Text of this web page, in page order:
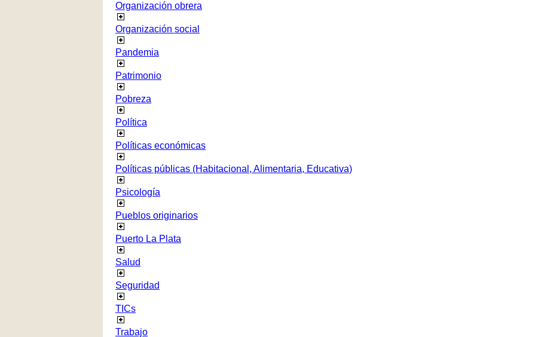
Organización obrera
Organización social
Pandemia
Patrimonio
Pobreza
Política
Políticas económicas
Políticas públicas (Habitacional, Alimentaria, Educativa)
Psicología
Pueblos originarios
Puerto La Plata
Salud
Seguridad
TICs
Trabajo